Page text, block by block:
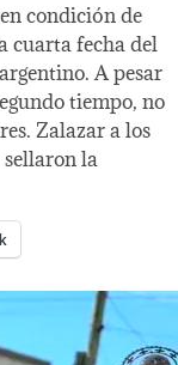
condición de
cuarta fecha del
A pesar
tiempo, no
Zalazar a los
sellaron la